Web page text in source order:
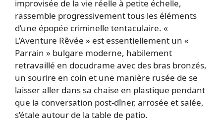
improvisée de la vie réelle à petite échelle,
rassemble progressivement tous les éléments
d’une épopée criminelle tentaculaire. «
L’Aventure Rêvée » est essentiellement un «
Parrain » bulgare moderne, habilement
retravaillé en docudrame avec des bras bronzés,
un sourire en coin et une manière rusée de se
laisser aller dans sa chaise en plastique pendant
que la conversation post-dîner, arrosée et salée,
s’étale autour de la table de patio.